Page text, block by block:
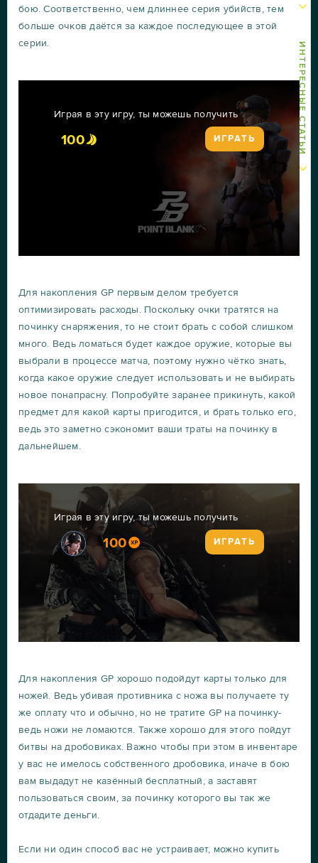
ИНТЕРЕСНЫЕ СТАТЬИ
бою. Соответственно, чем длиннее серия убийств, тем
больше очков даётся за каждое последующее в этой
серии.
Играя в эту игру, ты можешь получить
100 ИГРАТЬ
Для накопления GP первым делом требуется
оптимизировать расходы. Поскольку очки тратятся на
починку снаряжения, то не стоит брать с собой слишком
много. Ведь ломаться будет каждое оружие, которые вы
выбрали в процессе матча, поэтому нужно чётко знать,
когда какое оружие следует использовать и не выбирать
новое понапрасну. Попробуйте заранее прикинуть, какой
предмет для какой карты пригодится, и брать только его,
ведь это заметно сэкономит ваши траты на починку в
дальнейшем.
Играя в эту игру, ты можешь получить
100 ИГРАТЬ
Для накопления GP хорошо подойдут карты только для
ножей. Ведь убивая противника с ножа вы получаете ту
же оплату что и обычно, но не тратите GP на починку-
ведь ножи не ломаются. Также хорошо для этого пойдут
битвы на дробовиках. Важно чтобы при этом в инвентаре
у вас не имелось собственного дробовика, иначе в бою
вам выдадут не казённый бесплатный, а заставят
пользоваться своим, за починку которого вы так же
отдадите деньги.
Если ни один способ вас не устраивает, можно купить